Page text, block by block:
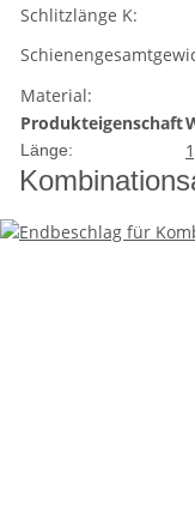
Schlitzlänge K:
Material:
Produkteigenschaft
Länge: